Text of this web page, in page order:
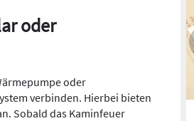
oder
oder
verbinden. Hierbei bieten
Sobald das Kaminfeuer